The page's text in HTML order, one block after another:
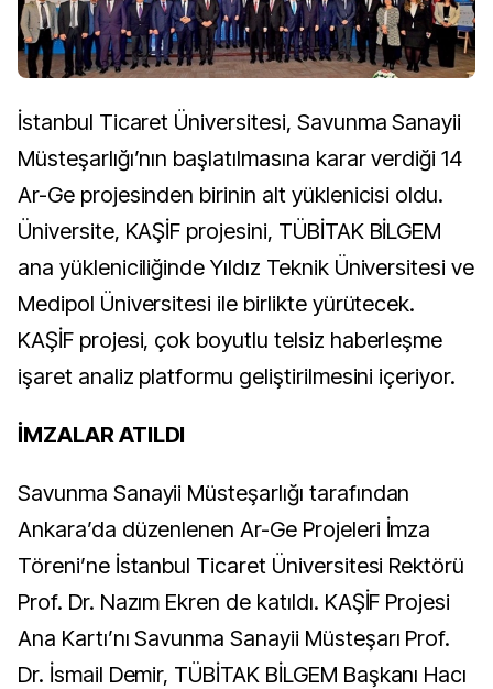
İstanbul Ticaret Üniversitesi, Savunma Sanayii
Müsteşarlığı’nın başlatılmasına karar verdiği 14
Ar-Ge projesinden birinin alt yüklenicisi oldu.
Üniversite, KAŞİF projesini, TÜBİTAK BİLGEM
ana yükleniciliğinde Yıldız Teknik Üniversitesi ve
Medipol Üniversitesi ile birlikte yürütecek.
KAŞİF projesi, çok boyutlu telsiz haberleşme
işaret analiz platformu geliştirilmesini içeriyor.
İMZALAR ATILDI
Savunma Sanayii Müsteşarlığı tarafından
Ankara’da düzenlenen Ar-Ge Projeleri İmza
Töreni’ne İstanbul Ticaret Üniversitesi Rektörü
Prof. Dr. Nazım Ekren de katıldı. KAŞİF Projesi
Ana Kartı’nı Savunma Sanayii Müsteşarı Prof.
Dr. İsmail Demir, TÜBİTAK BİLGEM Başkanı Hacı